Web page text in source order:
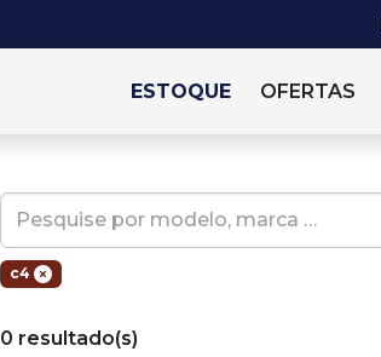
ESTOQUE OFERTAS
c4
0 resultado(s)